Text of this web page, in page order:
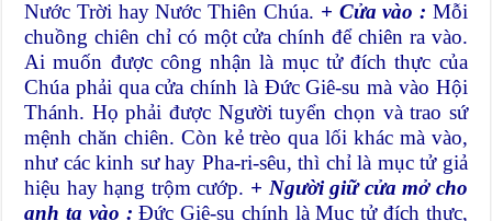
Nước Trời hay Nước Thiên Chúa. + Cửa vào : Mỗi
chuồng chiên chỉ có một cửa chính để chiên ra vào.
Ai muốn được công nhận là mục tử đích thực của
Chúa phải qua cửa chính là Đức Giê-su mà vào Hội
Thánh. Họ phải được Người tuyển chọn và trao sứ
mệnh chăn chiên. Còn kẻ trèo qua lối khác mà vào,
như các kinh sư hay Pha-ri-sêu, thì chỉ là mục tử giả
hiệu hay hạng trộm cướp. + Người giữ cửa mở cho
anh ta vào : Đức Giê-su chính là Mục tử đích thực,